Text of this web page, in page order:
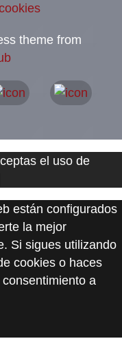
theme from
el uso de
están configurados
la mejor
Si sigues utilizando
cookies o haces
a